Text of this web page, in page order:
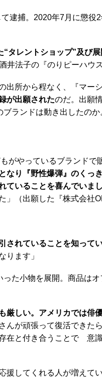
捕。2020年7月に懲
タレントショップ”及び
井法子の『のりピーハ
所から程なく、『マーシ
が出願されたのだ。出願
ランドは動き出したの
がやっているブランド
なり『野性爆弾』のくっ
いることを喜んでいまし
（出願した『株式会社
されていることを知っ
ります」
た小物を展開。商品は
厳しい。アメリカでは俳
んが頑張って復活できた
在と付き合うことで 意
してくれる人が増えて